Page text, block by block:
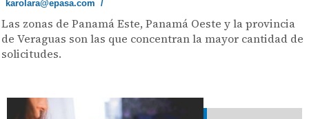
karolara@epasa.com /
Las zonas de Panamá Este, Panamá Oeste y la provincia
de Veraguas son las que concentran la mayor cantidad de
solicitudes.